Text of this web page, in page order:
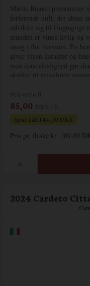
Matile Bianco præsenterer
forførende duft, der åbner
udvikler sig til frugtagtige
munden er vinen livlig og
smag i flot harmoni. En
giver vinen karakter og
men dens alsidighed gør
skaldyr til smagfulde
85,00
Spar i alt 144,00 DKK
Pris pr. flaske kr. 109,00